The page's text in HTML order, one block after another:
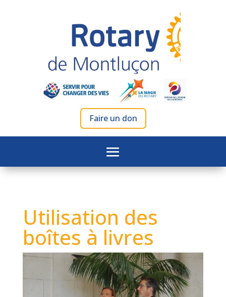
Faire un don
Utilisation des
boîtes à livres